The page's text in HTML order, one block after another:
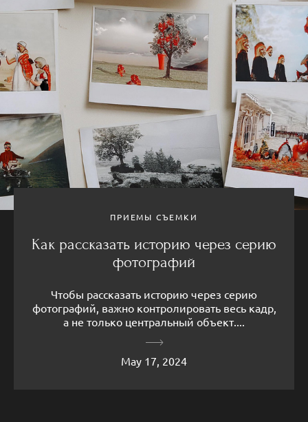
ПРИЕМЫ СЪЕМКИ
Как рассказать историю через серию
фотографий
Чтобы рассказать историю через серию
фотографий, важно контролировать весь кадр,
а не только центральный объект....
May 17, 2024